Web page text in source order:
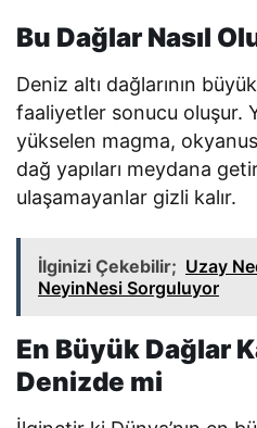
Bu Dağlar Nasıl
Deniz altı dağlarının
faaliyetler sonucu oluşur.
yükselen magma,
dağ yapıları meydana
ulaşamayanlar gizli kalır.
İlginizi Çekebilir; Uzay
NeyinNesi Sorguluyor
En Büyük Dağlar
Denizde mi